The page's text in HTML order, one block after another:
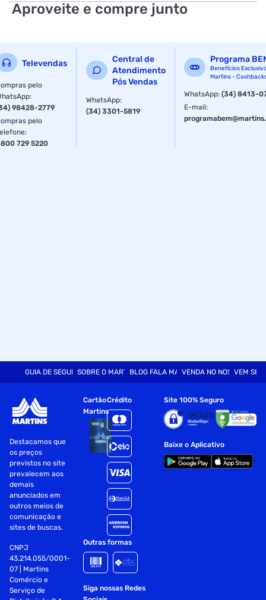
Aproveite e compre junto
Televendas
pelo
:
98428-2779
pelo
:
729 5220
Central de
Atendimento
Pós Vendas
WhatsApp:
(34) 3301-5819
Programa
Benefícios
Martins -
WhatsApp:(34) 8413-
E-mail:
GUIA DE SEGURANÇASOBRE O MARTINSBLOG FALA MARTVENDA NO NOSSO SITE
VEM SER
Destacamos que
os preços
previstos no site
prevalecem aos
demais
anunciados em
outros meios de
comunicação e
sites de buscas.
CNPJ
43.214.055/0001-
07 | Martins
Comércio e
Serviço de
Cartão
Martins
Crédito
Outras formas
Siga nossas Redes
Site 100% Seguro
Baixe o Aplicativo